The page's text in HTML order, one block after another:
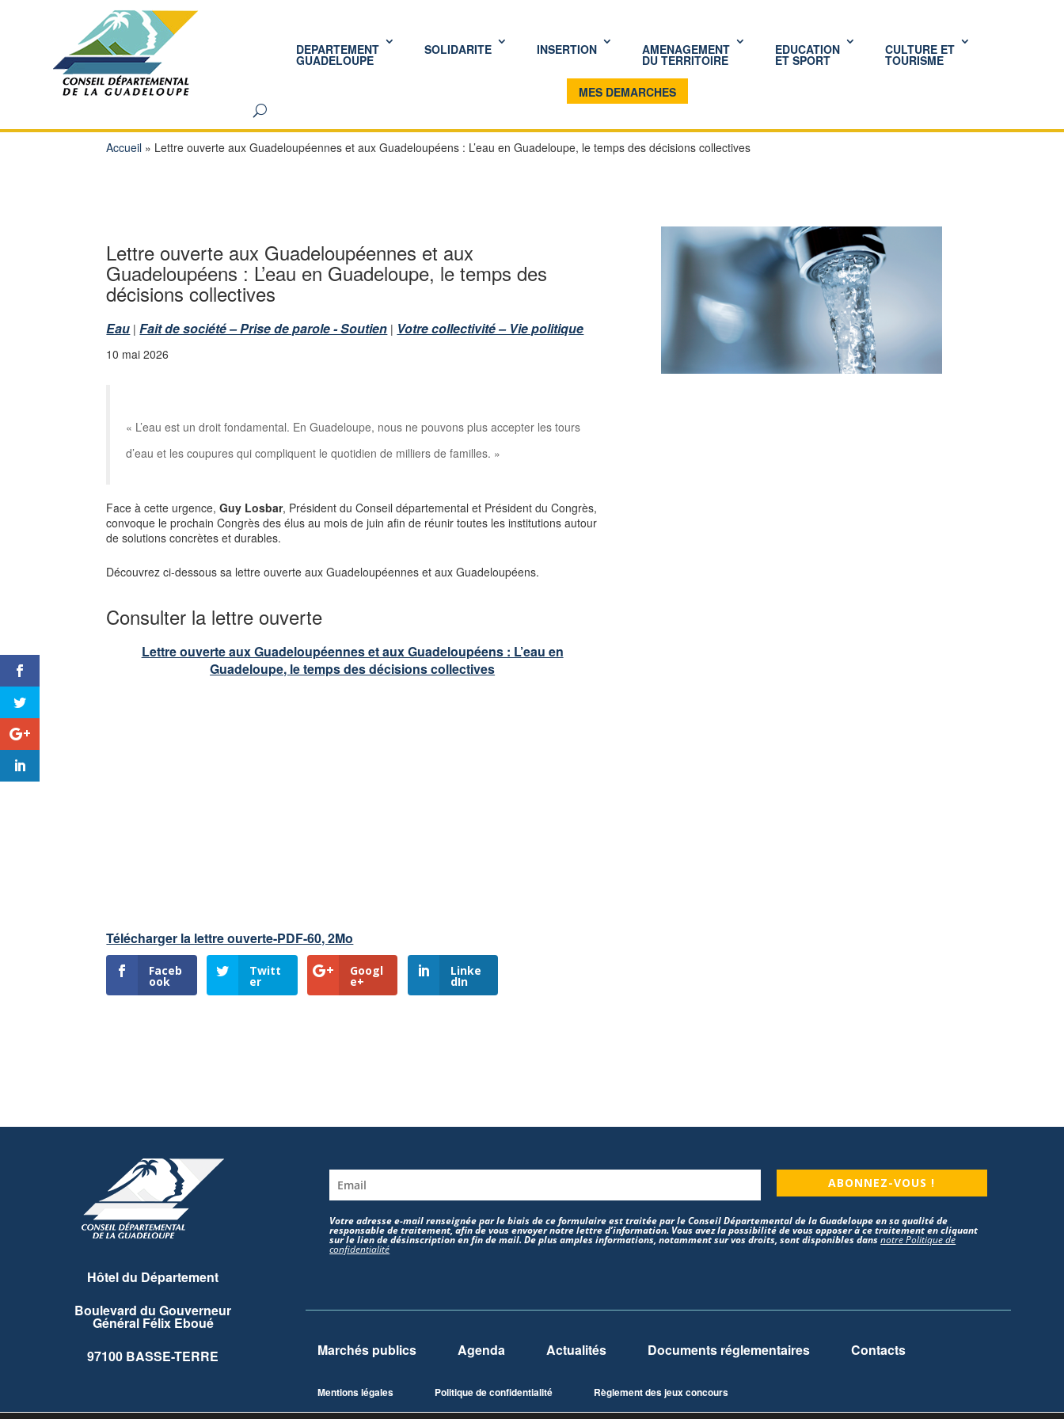
DEPARTEMENT
GUADELOUPE
SOLIDARITE INSERTION AMENAGEMENT
DU TERRITOIRE
EDUCATION
ET SPORT
CULTURE ET
TOURISME
MES DEMARCHES
Accueil » Lettre ouverte aux Guadeloupéennes et aux Guadeloupéens : L’eau en Guadeloupe, le temps des décisions collectives
Lettre ouverte aux Guadeloupéennes et aux
Guadeloupéens : L’eau en Guadeloupe, le temps des
décisions collectives
Eau |Fait de société – Prise de parole - Soutien | Votre collectivité – Vie politique
10 mai 2026
« L’eau est un droit fondamental. En Guadeloupe, nous ne pouvons plus accepter les tours
d’eau et les coupures qui compliquent le quotidien de milliers de familles. »
Face à cette urgence,Guy Losbar, Président du Conseil départemental et Président du Congrès,
convoque le prochain Congrès des élus au mois de juin afin de réunir toutes les institutions autour
de solutions concrètes et durables.
Découvrez ci-dessous sa lettre ouverte aux Guadeloupéennes et aux Guadeloupéens.
Consulter la lettre ouverte
Lettre ouverte aux Guadeloupéennes et aux Guadeloupéens : L’eau en
Guadeloupe, le temps des décisions collectives
Télécharger la lettre ouverte-PDF-60, 2Mo
Faceb
ook
Twitt
er
Googl
e+
Linke
dIn
Hôtel du Département
Boulevard du Gouverneur
Général Félix Eboué
97100 BASSE-TERRE
ABONNEZ-VOUS !
Votre adresse e-mail renseignée par le biais de ce formulaire est traitée par le Conseil Départemental de la Guadeloupe en sa qualité de
responsable de traitement, afin de vous envoyer notre lettre d’information. Vous avez la possibilité de vous opposer à ce traitement en cliquant
sur le lien de désinscription en fin de mail. De plus amples informations, notamment sur vos droits, sont disponibles dansnotre Politique de
confidentialité
Marchés publics Agenda Actualités Documents réglementaires Contacts
Mentions légales Politique de confidentialité Règlement des jeux concours